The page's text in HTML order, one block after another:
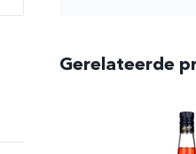
Gerelateerde